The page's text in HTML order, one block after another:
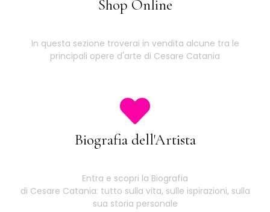
Shop Online
In questa sezione troverai in vendita alcune tra le
principali opere d'arte di Cesare Catania
Biografia dell'Artista
Entra e scopri la Biografia
di Cesare Catania: tutto sulla vita, sulle ispirazioni, sulla
sua storia personale